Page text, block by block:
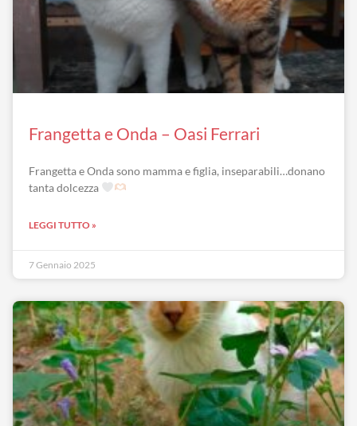
Frangetta e Onda – Oasi Ferrari
Frangetta e Onda sono mamma e figlia, inseparabili…donano
tanta dolcezza
LEGGI TUTTO »
7 Gennaio 2025